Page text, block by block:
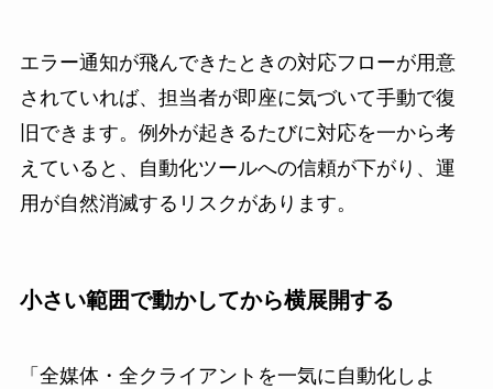
エラー通知が飛んできたときの対応フローが用意
されていれば、担当者が即座に気づいて手動で復
旧できます。例外が起きるたびに対応を一から考
えていると、自動化ツールへの信頼が下がり、運
用が自然消滅するリスクがあります。
小さい範囲で動かしてから横展開する
「全媒体・全クライアントを一気に自動化しよ